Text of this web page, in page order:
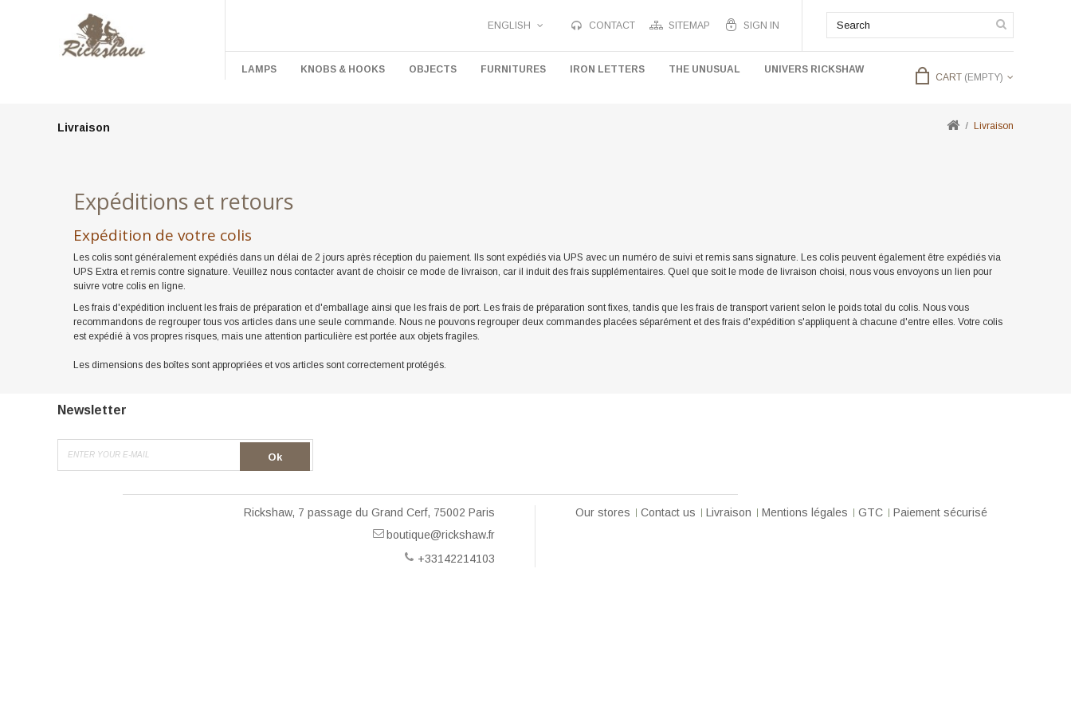
SIGN IN
CONTACT SITEMAP
ENGLISH
CART (EMPTY)
LAMPS KNOBS & HOOKS OBJECTS FURNITURES IRON LETTERS THE UNUSUAL UNIVERS RICKSHAW
Livraison Livraison
Expéditions et retours
Expédition de votre colis
Les colis sont généralement expédiés dans un délai de 2 jours après réception du paiement. Ils sont expédiés via UPS avec un numéro de suivi et remis sans signature. Les colis peuvent également être expédiés via
UPS Extra et remis contre signature. Veuillez nous contacter avant de choisir ce mode de livraison, car il induit des frais supplémentaires. Quel que soit le mode de livraison choisi, nous vous envoyons un lien pour
suivre votre colis en ligne.
Les frais d'expédition incluent les frais de préparation et d'emballage ainsi que les frais de port. Les frais de préparation sont fixes, tandis que les frais de transport varient selon le poids total du colis. Nous vous
recommandons de regrouper tous vos articles dans une seule commande. Nous ne pouvons regrouper deux commandes placées séparément et des frais d'expédition s'appliquent à chacune d'entre elles. Votre colis
est expédié à vos propres risques, mais une attention particulière est portée aux objets fragiles.
Les dimensions des boîtes sont appropriées et vos articles sont correctement protégés.
Newsletter
Ok
Rickshaw, 7 passage du Grand Cerf, 75002 Paris
boutique@rickshaw.fr
+33142214103
Our stores Contact us Livraison Mentions légales GTC Paiement sécurisé